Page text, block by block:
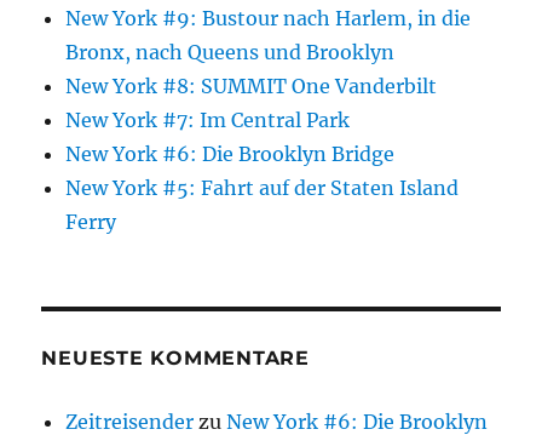
New York #9: Bustour nach Harlem, in die
Bronx, nach Queens und Brooklyn
New York #8: SUMMIT One Vanderbilt
New York #7: Im Central Park
New York #6: Die Brooklyn Bridge
New York #5: Fahrt auf der Staten Island
Ferry
NEUESTE KOMMENTARE
Zeitreisender zuNew York #6: Die Brooklyn